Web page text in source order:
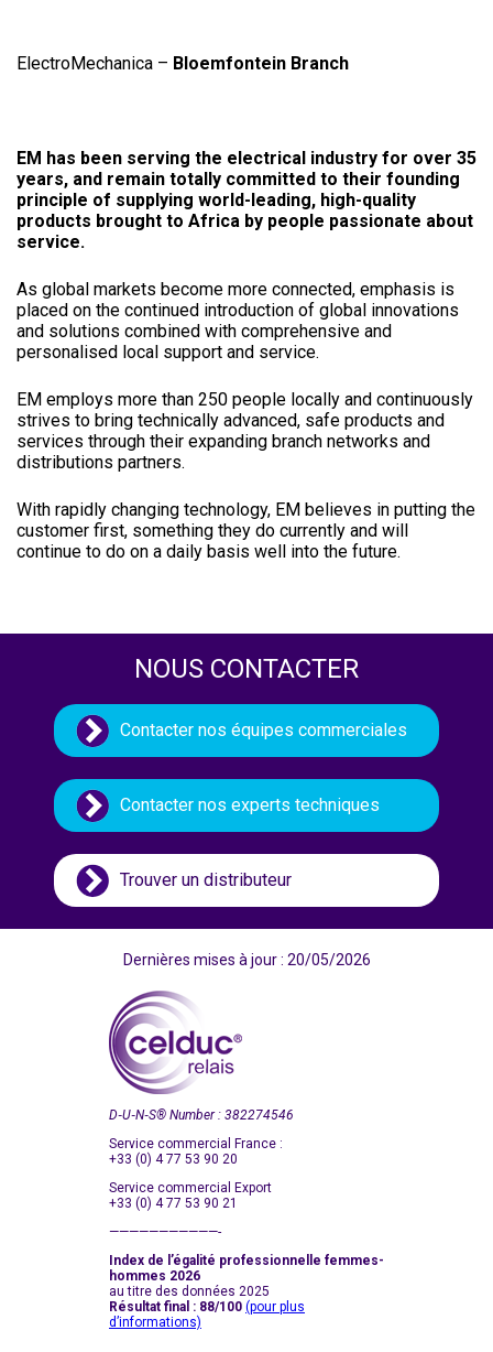
ElectroMechanica – Bloemfontein Branch
EM has been serving the electrical industry for over 35
years, and remain totally committed to their founding
principle of supplying world-leading, high-quality
products brought to Africa by people passionate about
service.
As global markets become more connected, emphasis is
placed on the continued introduction of global innovations
and solutions combined with comprehensive and
personalised local support and service.
EM employs more than 250 people locally and continuously
strives to bring technically advanced, safe products and
services through their expanding branch networks and
distributions partners.
With rapidly changing technology, EM believes in putting the
customer first, something they do currently and will
continue to do on a daily basis well into the future.
NOUS CONTACTER
Contacter nos équipes commerciales
Contacter nos experts techniques
Trouver un distributeur
Dernières mises à jour : 20/05/2026
D‑U‑N‑S® Number : 382274546
Service commercial France :
+33 (0) 4 77 53 90 20
Service commercial Export
+33 (0) 4 77 53 90 21
———————————-
Index de l’égalité professionnelle femmes-
hommes 2026
au titre des données 2025
Résultat final : 88/100 (pour plus
d’informations)